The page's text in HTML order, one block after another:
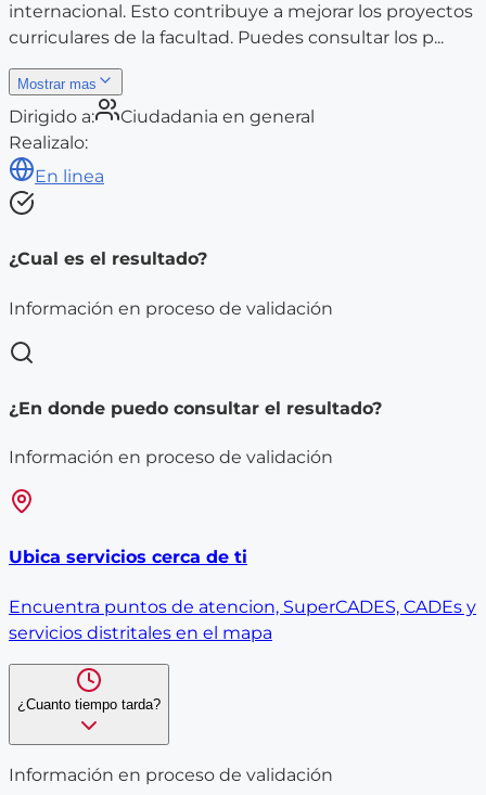
internacional. Esto contribuye a mejorar los proyectos
curriculares de la facultad. Puedes consultar los p...
Mostrar mas
Dirigido a:
Ciudadania en general
Realizalo:
En linea
¿Cual es el resultado?
Información en proceso de validación
¿En donde puedo consultar el resultado?
Información en proceso de validación
Ubica servicios cerca de ti
Encuentra puntos de atencion, SuperCADES, CADEs y
servicios distritales en el mapa
¿Cuanto tiempo tarda?
Información en proceso de validación